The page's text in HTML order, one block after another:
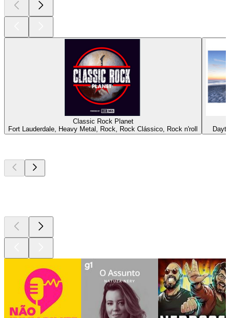
Classic Rock Planet
Fort Lauderdale, Heavy Metal, Rock, Rock Clássico, Rock n'roll